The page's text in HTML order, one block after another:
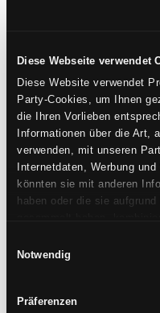
Diese Webseite verwendet
Diese Website verwendet
Party-Cookies, um Ihnen
die Ihren Vorlieben
Informationen über die Art,
verwenden, mit unseren
Internetdaten, Werbung
könnten sie mit anderen
haben oder die sie
hier klicken
. Die
Schaltfläche „Cookies
Zustimmung mit der
Notwendig
Präferenzen